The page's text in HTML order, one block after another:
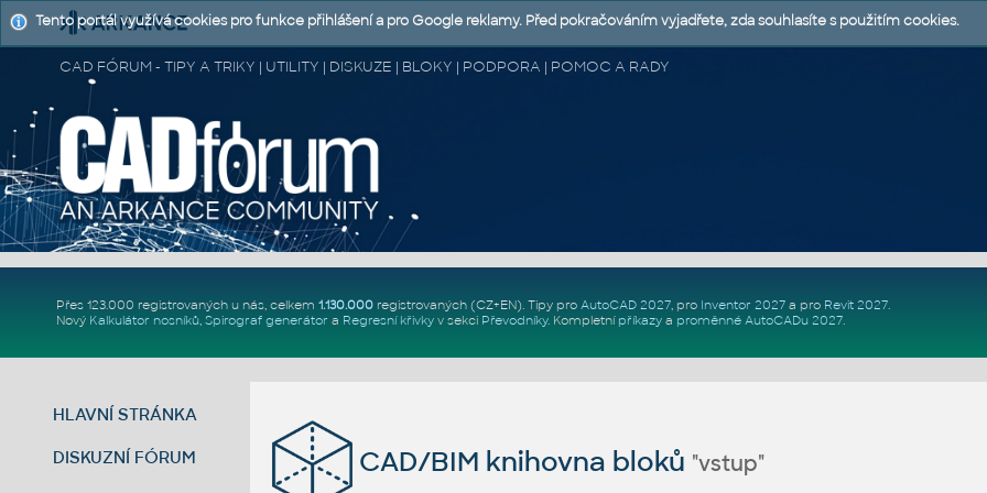
CAD FÓRUM - TIPY A TRIKY | UTILITY | DISKUZE | BLOKY | PODPORA | POMOC A RADY
Přes 123.000 registrovaných u nás, celkem 1.130.000registrovaných (CZ+EN). Tipy pro AutoCAD 2027, pro Inventor 2027a pro Revit 2027.
Nový Kalkulátor nosníků, Spirograf generátor a Regresní křivkyv sekci Převodníky. Kompletní příkazya proměnné AutoCADu 2027.
HLAVNÍ STRÁNKA
DISKUZNÍ FÓRUM CAD/BIM knihovna bloků "vstup"
Tento portál využívá cookies pro funkce přihlášení a pro Google reklamy. Před pokračováním vyjadřete, zda souhlasíte s použitím cookies.